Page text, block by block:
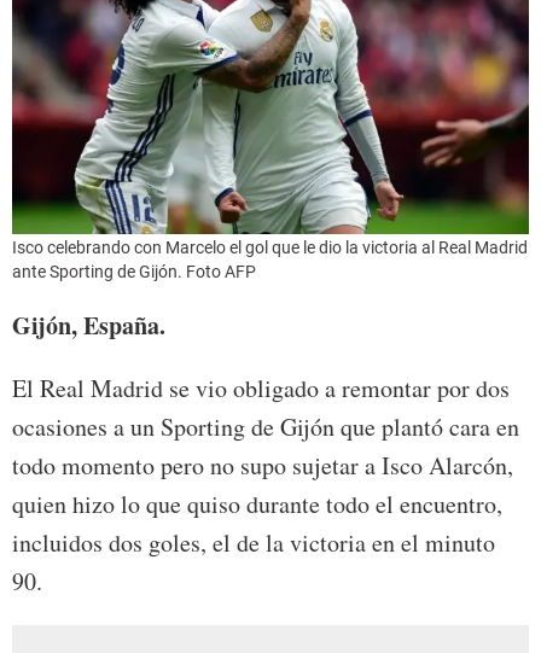
Isco celebrando con Marcelo el gol que le dio la victoria al Real Madrid
ante Sporting de Gijón. Foto AFP
Gijón, España.
El Real Madrid se vio obligado a remontar por dos
ocasiones a un Sporting de Gijón que plantó cara en
todo momento pero no supo sujetar a Isco Alarcón,
quien hizo lo que quiso durante todo el encuentro,
incluidos dos goles, el de la victoria en el minuto
90.